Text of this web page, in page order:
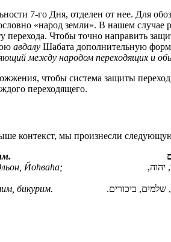
7-го Дня, отделен от нее. Для
«народ земли». В нашем случае
перехода. Чтобы точно направить
авдалу Шабата дополнительную
между народом переходящих и
чтобы система защиты
переходящего.
контекст, мы произнесли
יהוה,
ביכורים.
Йоhваhа;
бикурим.